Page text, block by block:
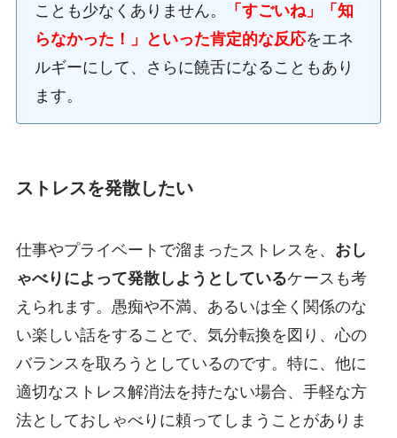
ことも少なくありません。
「すごいね」「知
らなかった！」といった肯定的な反応をエネ
ルギーにして、さらに饒舌になることもあり
ます。
ストレスを発散したい
仕事やプライベートで溜まったストレスを、 おし
ゃべりによって発散しようとしているケースも考
えられます。愚痴や不満、あるいは全く関係のな
い楽しい話をすることで、気分転換を図り、心の
バランスを取ろうとしているのです。特に、他に
適切なストレス解消法を持たない場合、手軽な方
法としておしゃべりに頼ってしまうことがありま